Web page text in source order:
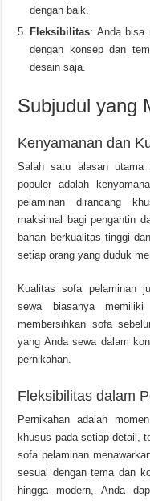
dengan baik.
Fleksibilitas: Anda bisa
dengan konsep dan
desain saja.
Subjudul yang
Kenyamanan dan
Salah satu alasan utama
populer adalah
pelaminan dirancang
maksimal bagi pengantin
bahan berkualitas tinggi
setiap orang yang duduk
Kualitas sofa pelaminan
sewa biasanya
membersihkan sofa
yang Anda sewa dalam
pernikahan.
Fleksibilitas dalam
Pernikahan adalah
khusus pada setiap detail,
sofa pelaminan
sesuai dengan tema dan
hingga modern, Anda